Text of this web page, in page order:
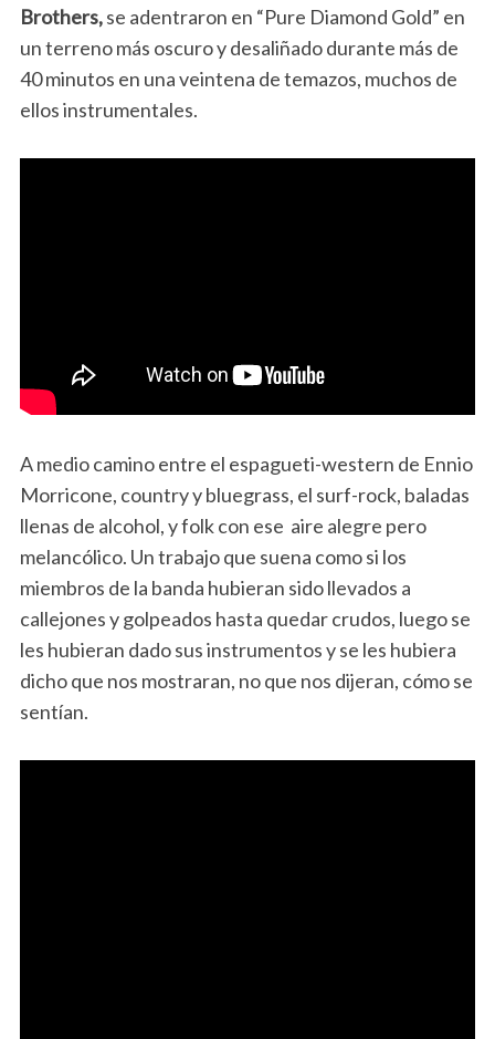
Brothers,se adentraron en “Pure Diamond Gold” en
un terreno más oscuro y desaliñado durante más de
40 minutos en una veintena de temazos, muchos de
ellos instrumentales.
A medio camino entre el espagueti-western de Ennio
Morricone, country y bluegrass, el surf-rock, baladas
llenas de alcohol, y folk con ese aire alegre pero
melancólico. Un trabajo que suena como si los
miembros de la banda hubieran sido llevados a
callejones y golpeados hasta quedar crudos, luego se
les hubieran dado sus instrumentos y se les hubiera
dicho que nos mostraran, no que nos dijeran, cómo se
sentían.